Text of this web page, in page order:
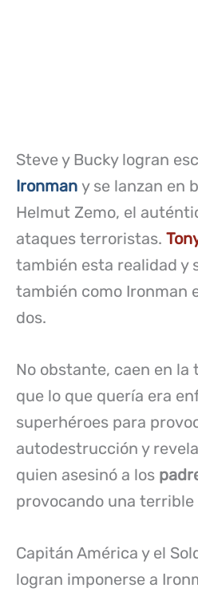
Steve y Bucky logran
Ironman y se lanzan en
Helmut Zemo, el
ataques terroristas.
también esta realidad y
también como Ironman
dos.
No obstante, caen en la
que lo que quería era
superhéroes para
autodestrucción y
quien asesinó a los
provocando una terrible
Capitán América y el
logran imponerse a